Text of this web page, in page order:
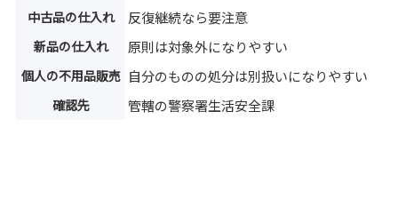
中古品の仕入れ 反復継続なら要注意
新品の仕入れ 原則は対象外になりやすい
個人の不用品販売 自分のものの処分は別扱いになりやすい
確認先 管轄の警察署生活安全課